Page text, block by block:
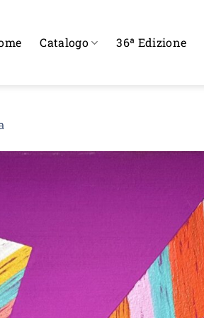
Catalogo 36ª Edizione